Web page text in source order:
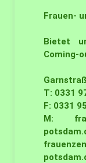
Frauen-
Bietet
Coming-
T: 0331
F: 0331
M: